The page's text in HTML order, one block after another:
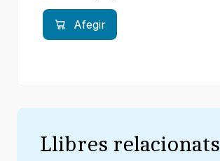
Afegir
Llibres relacionats